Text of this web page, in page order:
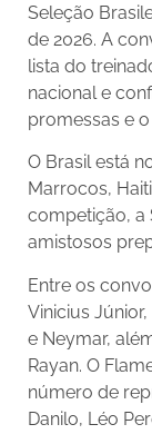
Seleção
de 2026. A
lista do
nacional e
promessas e
O Brasil está
Marrocos,
competição, a
amistosos
Entre os
Vinicius
e Neymar,
Rayan. O
número de
Danilo, Léo